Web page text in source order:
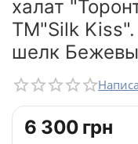
халат
TM"Silk
шелк
‍6 300‍ грн